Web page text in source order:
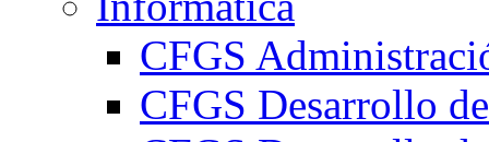
CFGS
CFGS Desarrollo